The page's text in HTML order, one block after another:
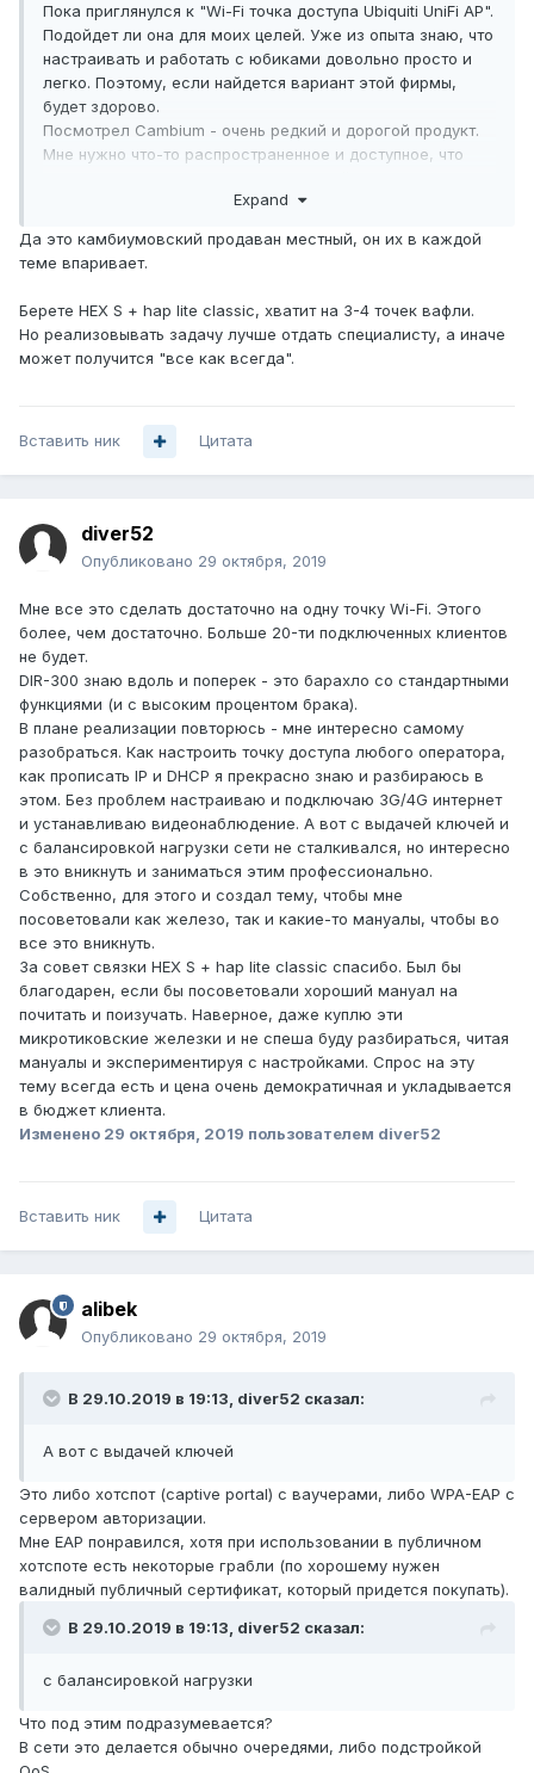
Пока приглянулся к "Wi-Fi точка доступа Ubiquiti UniFi AP".
Подойдет ли она для моих целей. Уже из опыта знаю, что
настраивать и работать с юбиками довольно просто и
легко. Поэтому, если найдется вариант этой фирмы,
будет здорово.
Посмотрел Cambium - очень редкий и дорогой продукт.
Мне нужно что-то распространенное и доступное, что
то поблизости. По финансам хотел бы уложиться в 8-10
В 5 ГГц необходимости нет.
Expand
Да это камбиумовский продаван местный, он их в каждой
теме впаривает.
Берете HEX S + hap lite classic, хватит на 3-4 точек вафли.
Но реализовывать задачу лучше отдать специалисту, а иначе
может получится "все как всегда".
Вставить ник Цитата
diver52
Опубликовано 29 октября, 2019
Мне все это сделать достаточно на одну точку Wi-Fi. Этого
более, чем достаточно. Больше 20-ти подключенных клиентов
не будет.
DIR-300 знаю вдоль и поперек - это барахло со стандартными
функциями (и с высоким процентом брака).
В плане реализации повторюсь - мне интересно самому
разобраться. Как настроить точку доступа любого оператора,
как прописать IP и DHCP я прекрасно знаю и разбираюсь в
этом. Без проблем настраиваю и подключаю 3G/4G интернет
и устанавливаю видеонаблюдение. А вот с выдачей ключей и
с балансировкой нагрузки сети не сталкивался, но интересно
в это вникнуть и заниматься этим профессионально.
Собственно, для этого и создал тему, чтобы мне
посоветовали как железо, так и какие-то мануалы, чтобы во
все это вникнуть.
За совет связки HEX S + hap lite classic спасибо. Был бы
благодарен, если бы посоветовали хороший мануал на
почитать и поизучать. Наверное, даже куплю эти
микротиковские железки и не спеша буду разбираться, читая
мануалы и экспериментируя с настройками. Спрос на эту
тему всегда есть и цена очень демократичная и укладывается
в бюджет клиента.
Изменено 29 октября, 2019 пользователем diver52
Вставить ник Цитата
alibek
Опубликовано 29 октября, 2019
В 29.10.2019 в 19:13, diver52 сказал:
А вот с выдачей ключей
Это либо хотспот (captive portal) с ваучерами, либо WPA-EAP с
сервером авторизации.
Мне EAP понравился, хотя при использовании в публичном
хотспоте есть некоторые грабли (по хорошему нужен
валидный публичный сертификат, который придется покупать).
В 29.10.2019 в 19:13, diver52 сказал:
с балансировкой нагрузки
Что под этим подразумевается?
В сети это делается обычно очередями, либо подстройкой